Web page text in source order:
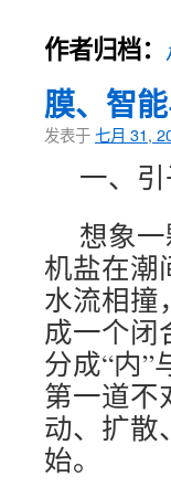
作者归档：
膜、智
发表于七月 31,
一、
想象
机盐在潮
水流相撞
成一个
分成“内”
第一道不
动、扩散
始。